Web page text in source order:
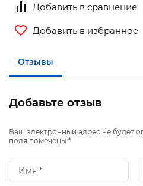
Добавить в сравнение
Добавить в избранное
Отзывы
Добавьте отзыв
Ваш электронный адрес не будет
поля помечены *